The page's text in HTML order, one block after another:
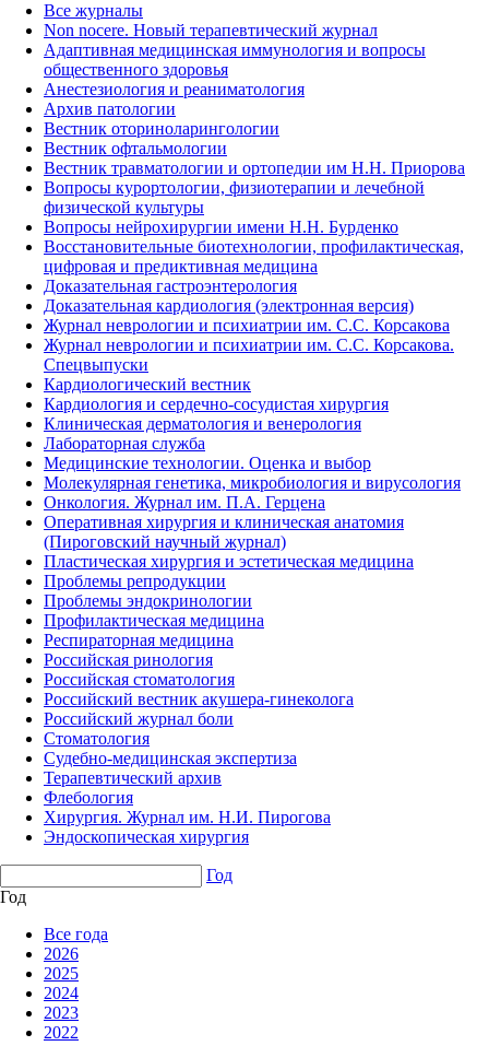
Все журналы
Non nocere. Новый терапевтический журнал
Адаптивная медицинская иммунология и вопросы
общественного здоровья
Анестезиология и реаниматология
Архив патологии
Вестник оториноларингологии
Вестник офтальмологии
Вестник травматологии и ортопедии им Н.Н. Приорова
Вопросы курортологии, физиотерапии и лечебной
физической культуры
Вопросы нейрохирургии имени Н.Н. Бурденко
Восстановительные биотехнологии, профилактическая,
цифровая и предиктивная медицина
Доказательная гастроэнтерология
Доказательная кардиология (электронная версия)
Журнал неврологии и психиатрии им. С.С. Корсакова
Журнал неврологии и психиатрии им. С.С. Корсакова.
Спецвыпуски
Кардиологический вестник
Кардиология и сердечно-сосудистая хирургия
Клиническая дерматология и венерология
Лабораторная служба
Медицинские технологии. Оценка и выбор
Молекулярная генетика, микробиология и вирусология
Онкология. Журнал им. П.А. Герцена
Оперативная хирургия и клиническая анатомия
(Пироговский научный журнал)
Пластическая хирургия и эстетическая медицина
Проблемы репродукции
Проблемы эндокринологии
Профилактическая медицина
Респираторная медицина
Российская ринология
Российская стоматология
Российский вестник акушера-гинеколога
Российский журнал боли
Стоматология
Судебно-медицинская экспертиза
Терапевтический архив
Флебология
Хирургия. Журнал им. Н.И. Пирогова
Эндоскопическая хирургия
Год
Год
Все года
2026
2025
2024
2023
2022